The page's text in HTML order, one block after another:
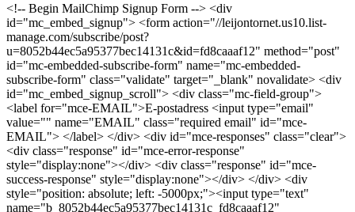
<!-- Begin MailChimp Signup Form --> <div
id="mc_embed_signup"> <form action="//leijontornet.us10.list-
manage.com/subscribe/post?
u=8052b44ec5a95377bec14131c&id=fd8caaaf12" method="post"
id="mc-embedded-subscribe-form" name="mc-embedded-
subscribe-form" class="validate" target="_blank" novalidate> <div
id="mc_embed_signup_scroll"> <div class="mc-field-group">
<label for="mce-EMAIL">E-postadress <input type="email"
value="" name="EMAIL" class="required email" id="mce-
EMAIL"> </label> </div> <div id="mce-responses" class="clear">
<div class="response" id="mce-error-response"
style="display:none"></div> <div class="response" id="mce-
success-response" style="display:none"></div> </div> <div
style="position: absolute; left: -5000px;"><input type="text"
name="b_8052b44ec5a95377bec14131c_fd8caaaf12"